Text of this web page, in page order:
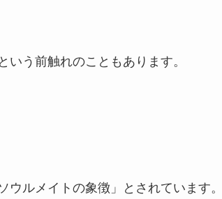
う前触れのこともあります。
ウルメイトの象徴」とされています